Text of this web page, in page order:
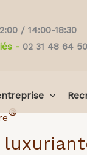
/ 14:00-18:30
- 02 31 48 64 50
®